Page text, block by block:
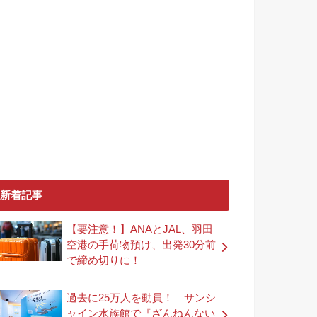
新着記事
【要注意！】ANAとJAL、羽田
空港の手荷物預け、出発30分前
で締め切りに！
過去に25万人を動員！ サンシ
ャイン水族館で『ざんねんない